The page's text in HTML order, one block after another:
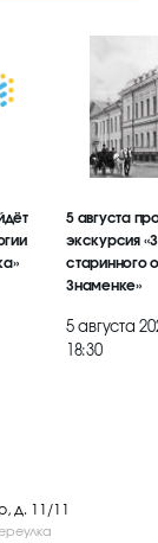
5 августа
экскурсия
старинного
Знаменке»
5 августа
18:30
д. 11/11